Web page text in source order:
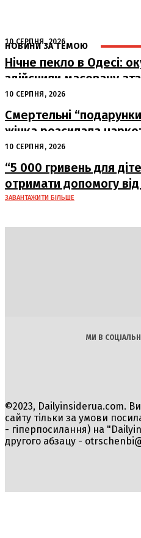
НОВИНИ ЗА ТЕМОЮ
10 СЕРПНЯ, 2026
Нічне пекло в Одесі:
здійснили масовану
постраждалих зростає
10 СЕРПНЯ, 2026
Смертельні
жінка розсилала
упаковках
10 СЕРПНЯ, 2026
“5 000 гривень для
отримати допомогу
ЗАВАНТАЖИТИ БІЛЬШЕ
МИ В
©2023, Dailyinsiderua.com.
сайту тільки за умови
- гіперпосилання) на
другого абзацу -